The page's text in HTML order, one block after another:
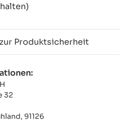
Produktsicherheit
32
91126